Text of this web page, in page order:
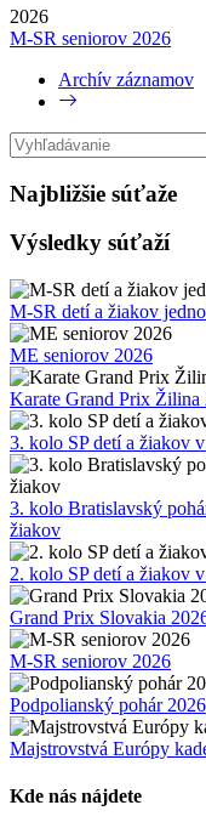
2026
M-SR seniorov 2026
Archív záznamov
Najbližšie súťaže
Výsledky súťaží
M-SR detí a žiakov
ME seniorov 2026
Karate Grand Prix Žilina
3. kolo SP detí a žiakov
3. kolo Bratislavský
žiakov
2. kolo SP detí a žiakov
Grand Prix Slovakia
M-SR seniorov 2026
Podpolianský pohár 2026
Majstrovstvá Európy
Kde nás nájdete